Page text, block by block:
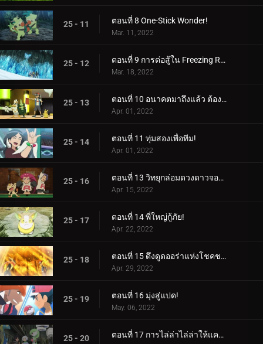
25 - 11 ตอนที่ 8 One-Stick Wonder!
Mar. 11, 2022
25 - 12 ตอนที่ 9 การต่อสู้ใน Freezing Raid!
Mar. 18, 2022
25 - 13 ตอนที่ 10 อนาคตมาถึงแล้ว ต้องขอบคุณกลยุทธ์!
Apr. 01, 2022
25 - 14 ตอนที่ 11 ทุ่มสองเพื่อทีม!
Apr. 01, 2022
25 - 16 ตอนที่ 13 วิทยุกล่อมดวงดาวจอมซน!
Apr. 15, 2022
25 - 17 ตอนที่ 14 พี่ใหญ่กู้ภัย!
Apr. 22, 2022
25 - 18 ตอนที่ 15 ดึงดูดออร่าแห่งโชคชะตา!
Apr. 29, 2022
25 - 19 ตอนที่ 16 มุ่งสู่แปด!
May. 06, 2022
25 - 20 ตอนที่ 17 การไล่ล่าไล่ล่าให้แคบลง!